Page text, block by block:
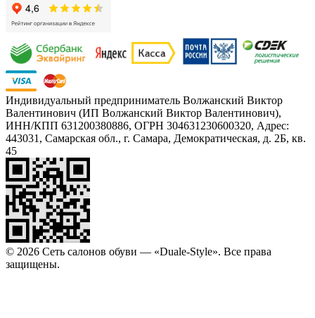
Индивидуальный предприниматель Волжанский Виктор
Валентинович (ИП Волжанский Виктор Валентинович),
ИНН/КПП 631200380886, ОГРН 304631230600320, Адрес:
443031, Самарская обл., г. Самара, Демократическая, д. 2Б, кв.
45
© 2026 Сеть салонов обуви — «Duale-Style». Все права
защищены.